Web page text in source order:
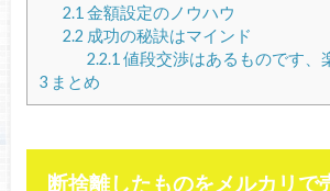
2.1 金額設定のノウハウ
2.2 成功の秘訣はマインド
2.2.1 値段交渉はあるものです、
3まとめ
断捨離したものをメルカリで